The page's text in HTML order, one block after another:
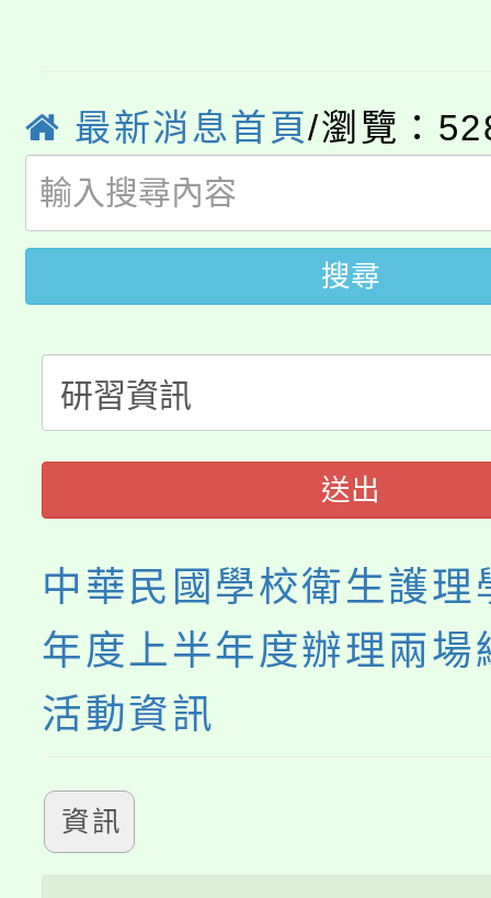
生本土語及新住民語歌
公告本校115學年度第
代理(課)教師甄選結果(
公告本校115學年度第
代理(課)教師甄選結果(
轉知中國文化大學推廣
《TA101》溝通分析基
程，歡迎學生輔導中心
心理、諮商輔導、社會
系所師生報名參加。
轉知苗栗縣政府辦理
縣市「校園短影音徵選
門員」簡章及活動海報
踴躍報名參加。
要點
「桃園市補助參觀特色
展演活動實施計畫」
115年度「教育部表揚
義教育推展貢獻獎」
最新消息首頁/瀏覽：
搜尋
送出
中華民國學校衛生護
年度上半年度辦理兩場
活動資訊
資訊